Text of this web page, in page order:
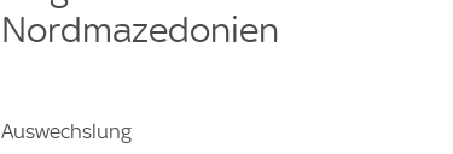
Nordmazedonien
Auswechslung